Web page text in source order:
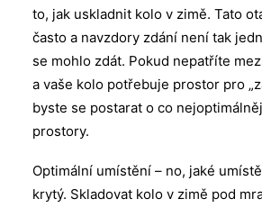
to, jak uskladnit kolo v zimě. Tato
často a navzdory zdání není tak
se mohlo zdát. Pokud nepatříte
a vaše kolo potřebuje prostor pro
byste se postarat o co
prostory.
Optimální umístění – no, jaké
krytý. Skladovat kolo v zimě pod